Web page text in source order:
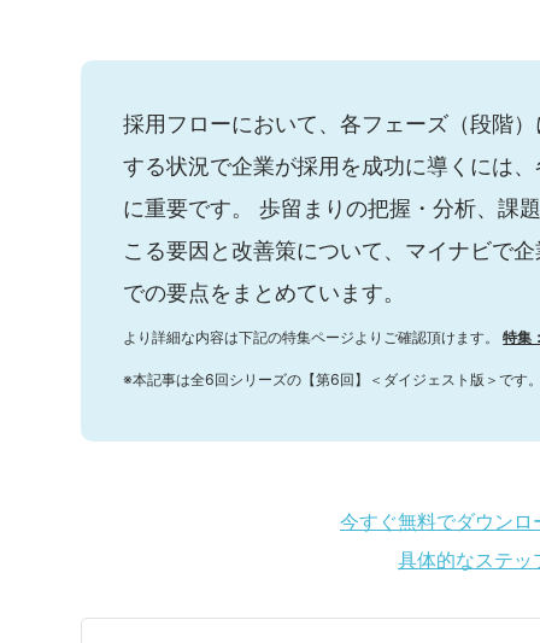
採用フローにおいて、各フェーズ（段階
する状況で企業が採用を成功に導くには
に重要です。 歩留まりの把握・分析、課
こる要因と改善策について、マイナビで
での要点をまとめています。
より詳細な内容は下記の特集ページよりご確認頂けます。特集
※本記事は全6回シリーズの【第6回】＜ダイジェスト版＞です
今すぐ無料でダウン
具体的なステッ